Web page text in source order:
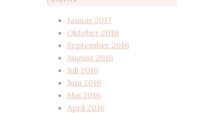
Januar 2017
Oktober 2016
September 2016
August 2016
Juli 2016
Juni 2016
Mai 2016
April 2016